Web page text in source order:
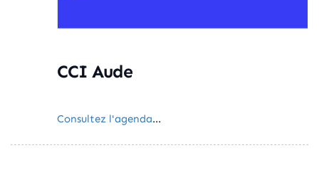
CCI Aude
Consultez l'agenda...